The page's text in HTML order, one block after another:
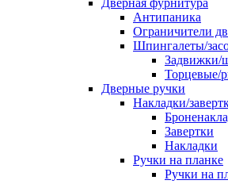
Дверная фурнитура
Антипаника
Ограничители
Шпингалеты/
Задвижки/
Торцевые/
Дверные ручки
Накладки/
Завертки
Накладки
Ручки на планке
Ручки на